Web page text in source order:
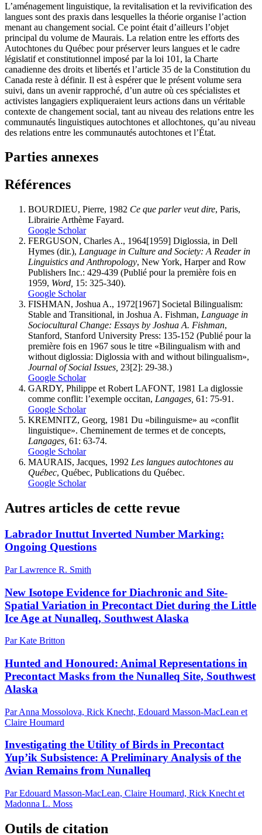
L’aménagement linguistique, la revitalisation et la revivification des
langues sont des praxis dans lesquelles la théorie organise l’action
menant au changement social. Ce point était d’ailleurs l’objet
principal du volume de Maurais. La relation entre les efforts des
Autochtones du Québec pour préserver leurs langues et le cadre
législatif et constitutionnel imposé par la loi 101, la Charte
canadienne des droits et libertés et l’article 35 de la Constitution du
Canada reste à définir. Il est à espérer que le présent volume sera
suivi, dans un avenir rapproché, d’un autre où ces spécialistes et
activistes langagiers expliqueraient leurs actions dans un véritable
contexte de changement social, tant au niveau des relations entre les
communautés linguistiques autochtones et allochtones, qu’au niveau
des relations entre les communautés autochtones et l’État.
Parties annexes
Références
BOURDIEU, Pierre, 1982 Ce que parler veut dire, Paris,
Librairie Arthème Fayard.
Google Scholar
FERGUSON, Charles A., 1964[1959] Diglossia, in Dell
Hymes (dir.), Language in Culture and Society: A Reader in
Linguistics and Anthropology, New York, Harper and Row
Publishers Inc.: 429-439 (Publié pour la première fois en
1959, Word, 15: 325-340).
Google Scholar
FISHMAN, Joshua A., 1972[1967] Societal Bilingualism:
Stable and Transitional, in Joshua A. Fishman, Language in
Sociocultural Change: Essays by Joshua A. Fishman,
Stanford, Stanford University Press: 135-152 (Publié pour la
première fois en 1967 sous le titre «Bilingualism with and
without diglossia: Diglossia with and without bilingualism»,
Journal of Social Issues, 23[2]: 29-38.)
Google Scholar
GARDY, Philippe et Robert LAFONT, 1981 La diglossie
comme conflit: l’exemple occitan, Langages, 61: 75-91.
Google Scholar
KREMNITZ, Georg, 1981 Du «bilinguisme» au «conflit
linguistique». Cheminement de termes et de concepts,
Langages, 61: 63-74.
Google Scholar
MAURAIS, Jacques, 1992 Les langues autochtones au
Québec, Québec, Publications du Québec.
Google Scholar
Autres articles de cette revue
Labrador Inuttut Inverted Number Marking:
Ongoing Questions
Par Lawrence R. Smith
New Isotope Evidence for Diachronic and Site-
Spatial Variation in Precontact Diet during the Little
Ice Age at Nunalleq, Southwest Alaska
Par Kate Britton
Hunted and Honoured: Animal Representations in
Precontact Masks from the Nunalleq Site, Southwest
Alaska
Par Anna Mossolova, Rick Knecht, Edouard Masson-MacLean et
Claire Houmard
Investigating the Utility of Birds in Precontact
Yup’ik Subsistence: A Preliminary Analysis of the
Avian Remains from Nunalleq
Par Edouard Masson-MacLean, Claire Houmard, Rick Knecht et
Madonna L. Moss
Outils de citation